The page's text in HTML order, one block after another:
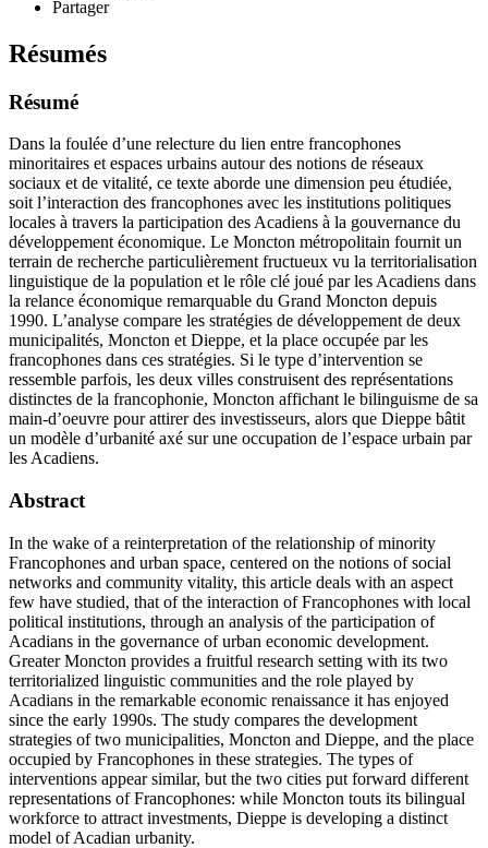
Partager
Résumés
Résumé
Dans la foulée d’une relecture du lien entre francophones
minoritaires et espaces urbains autour des notions de réseaux
sociaux et de vitalité, ce texte aborde une dimension peu étudiée,
soit l’interaction des francophones avec les institutions politiques
locales à travers la participation des Acadiens à la gouvernance du
développement économique. Le Moncton métropolitain fournit un
terrain de recherche particulièrement fructueux vu la territorialisation
linguistique de la population et le rôle clé joué par les Acadiens dans
la relance économique remarquable du Grand Moncton depuis
1990. L’analyse compare les stratégies de développement de deux
municipalités, Moncton et Dieppe, et la place occupée par les
francophones dans ces stratégies. Si le type d’intervention se
ressemble parfois, les deux villes construisent des représentations
distinctes de la francophonie, Moncton affichant le bilinguisme de sa
main-d’oeuvre pour attirer des investisseurs, alors que Dieppe bâtit
un modèle d’urbanité axé sur une occupation de l’espace urbain par
les Acadiens.
Abstract
In the wake of a reinterpretation of the relationship of minority
Francophones and urban space, centered on the notions of social
networks and community vitality, this article deals with an aspect
few have studied, that of the interaction of Francophones with local
political institutions, through an analysis of the participation of
Acadians in the governance of urban economic development.
Greater Moncton provides a fruitful research setting with its two
territorialized linguistic communities and the role played by
Acadians in the remarkable economic renaissance it has enjoyed
since the early 1990s. The study compares the development
strategies of two municipalities, Moncton and Dieppe, and the place
occupied by Francophones in these strategies. The types of
interventions appear similar, but the two cities put forward different
representations of Francophones: while Moncton touts its bilingual
workforce to attract investments, Dieppe is developing a distinct
model of Acadian urbanity.